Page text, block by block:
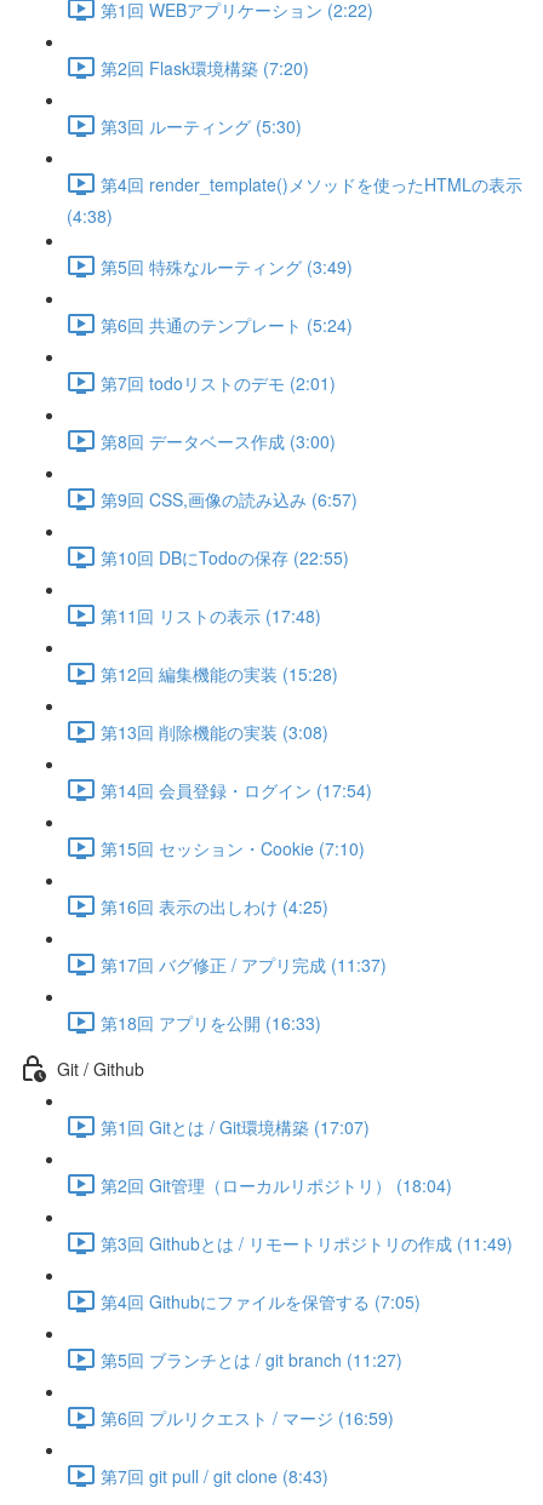
第1回 WEBアプリケーション (2:22)
第2回 Flask環境構築 (7:20)
第3回 ルーティング (5:30)
第4回 render_template()メソッドを使ったHTMLの表示
(4:38)
第5回 特殊なルーティング (3:49)
第6回 共通のテンプレート (5:24)
第7回 todoリストのデモ (2:01)
第8回 データベース作成 (3:00)
第9回 CSS,画像の読み込み (6:57)
第10回 DBにTodoの保存 (22:55)
第11回 リストの表示 (17:48)
第12回 編集機能の実装 (15:28)
第13回 削除機能の実装 (3:08)
第14回 会員登録・ログイン (17:54)
第15回 セッション・Cookie (7:10)
第16回 表示の出しわけ (4:25)
第17回 バグ修正 / アプリ完成 (11:37)
第18回 アプリを公開 (16:33)
Git / Github
第1回 Gitとは / Git環境構築 (17:07)
第2回 Git管理（ローカルリポジトリ） (18:04)
第3回 Githubとは / リモートリポジトリの作成 (11:49)
第4回 Githubにファイルを保管する (7:05)
第5回 ブランチとは / git branch (11:27)
第6回 プルリクエスト / マージ (16:59)
第7回 git pull / git clone (8:43)